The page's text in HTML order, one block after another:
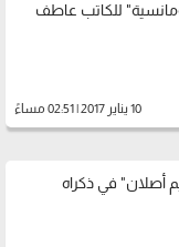
للكاتب عاطف
10 يناير 2017 | 02:51 مساءً
أصلان" في ذكراه